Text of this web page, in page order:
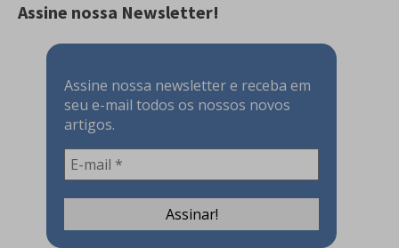
Assine nossa Newsletter!
Assine nossa newsletter e receba em
seu e-mail todos os nossos novos
artigos.